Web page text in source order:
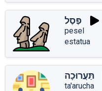
פֶּסֶל
pesel
estatua
תַּעֲרוּכָה
ta'arucha